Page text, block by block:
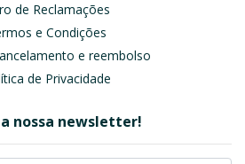
de Reclamações
e Condições
e reembolso
de Privacidade
nossa newsletter!